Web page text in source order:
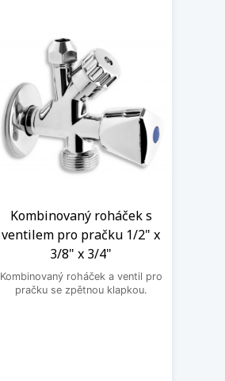
Kombinovaný roháček s
ventilem pro pračku 1/2" x
3/8" x 3/4"
Kombinovaný roháček a ventil pro
pračku se zpětnou klapkou.